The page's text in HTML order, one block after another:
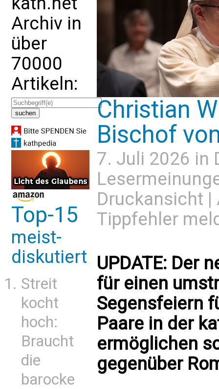
Archiv in
über
70000
Artikeln:
Top-15
meist-
diskutiert
Streit
kocht
hoch:
Braucht
die
barocke
Christian
Bischof
7. Juli 2026 in
Druckansicht |
Tippfehler
UPDATE: Der
für einen
Segensfeiern
Paare in der
ermöglichen
gegenüber